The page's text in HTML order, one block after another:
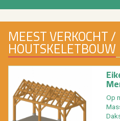
MEEST VERKOCHT /
HOUTSKELETBOUW
Op